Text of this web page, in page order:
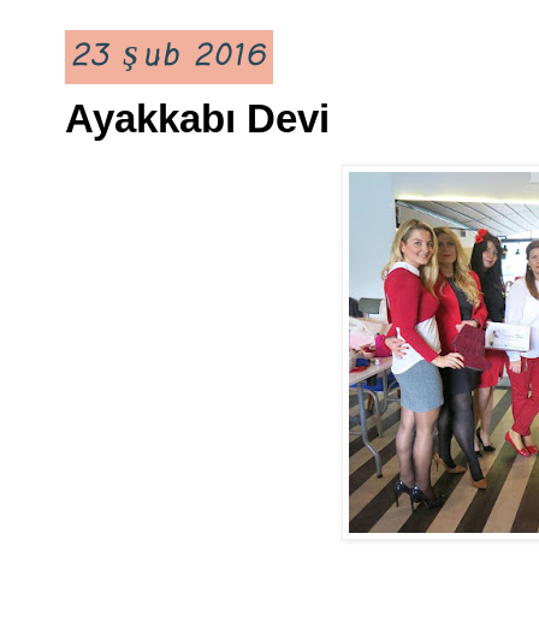
23 Şub 2016
Ayakkabı Devi